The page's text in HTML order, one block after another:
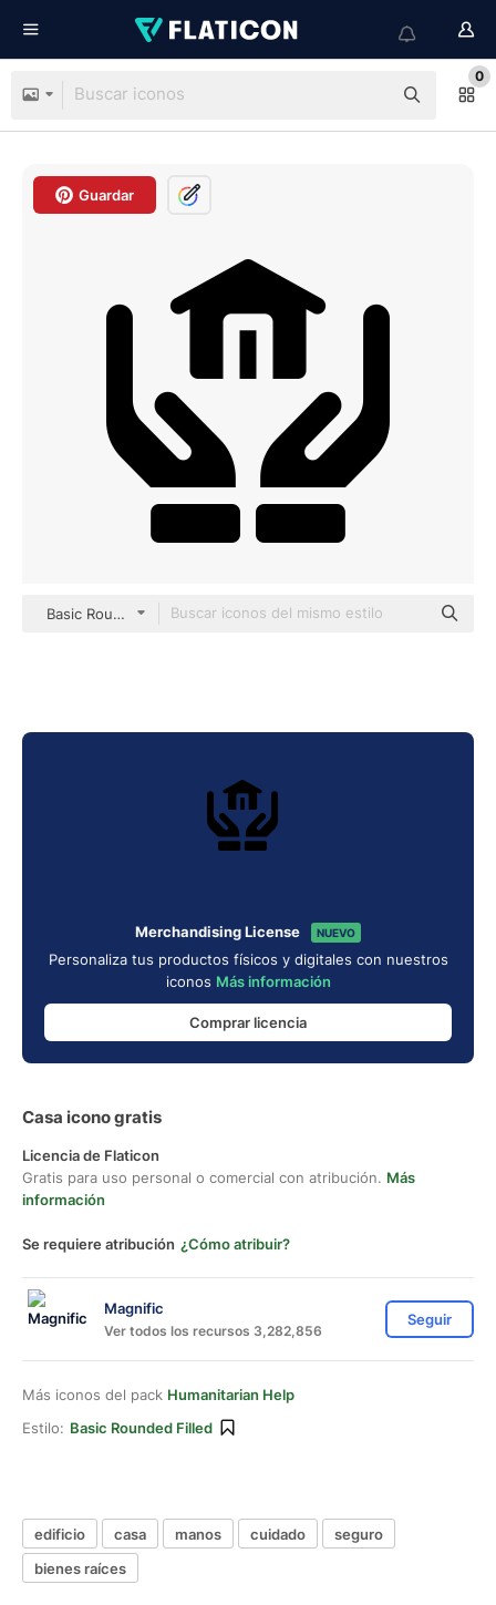
0
Guardar
Basic Rounded Filled
Merchandising License NUEVO
Personaliza tus productos físicos y digitales con nuestros
iconos Más información
Comprar licencia
Casa icono gratis
Licencia de Flaticon
Gratis para uso personal o comercial con atribución. Más
información
Se requiere atribución ¿Cómo atribuir?
Magnific
Ver todos los recursos 3,282,856
Seguir
Más iconos del pack Humanitarian Help
Estilo: Basic Rounded Filled
edificio casa manos cuidado
seguro
bienes raíces